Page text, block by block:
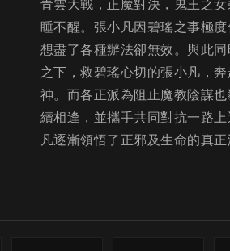
青雲大戰，正魔對決，鬼王之
睡不醒。張小凡因碧瑤之事極
想盡了各種辦法卻無效。與此
之下，救碧瑤心切的張小凡，
神。而各正派為阻止魔教陰謀
續相逢，並攜手共同對抗一路
凡逐漸領悟了正邪及生命的真